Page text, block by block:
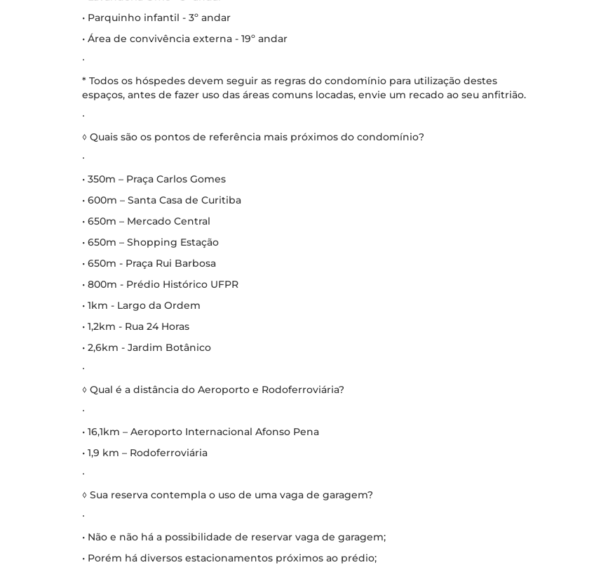
• Parquinho infantil - 3º andar
• Área de convivência externa - 19º andar
∙
* Todos os hóspedes devem seguir as regras do condomínio para utilização destes
espaços, antes de fazer uso das áreas comuns locadas, envie um recado ao seu anfitrião.
∙
◊ Quais são os pontos de referência mais próximos do condomínio?
∙
• 350m – Praça Carlos Gomes
• 600m – Santa Casa de Curitiba
• 650m – Mercado Central
• 650m – Shopping Estação
• 650m - Praça Rui Barbosa
• 800m - Prédio Histórico UFPR
• 1km - Largo da Ordem
• 1,2km - Rua 24 Horas
• 2,6km - Jardim Botânico
∙
◊ Qual é a distância do Aeroporto e Rodoferroviária?
∙
• 16,1km – Aeroporto Internacional Afonso Pena
• 1,9 km – Rodoferroviária
∙
◊ Sua reserva contempla o uso de uma vaga de garagem?
∙
• Não e não há a possibilidade de reservar vaga de garagem;
• Porém há diversos estacionamentos próximos ao prédio;